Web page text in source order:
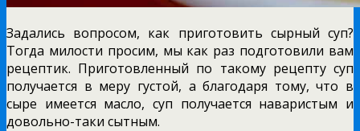
Задались вопросом, как приготовить сырный суп?
Тогда милости просим, мы как раз подготовили вам
рецептик. Приготовленный по такому рецепту суп
получается в меру густой, а благодаря тому, что в
сыре имеется масло, суп получается наваристым и
довольно-таки сытным.